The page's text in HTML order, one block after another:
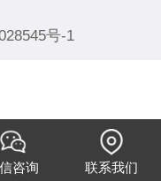
号-1
咨询 联系我们